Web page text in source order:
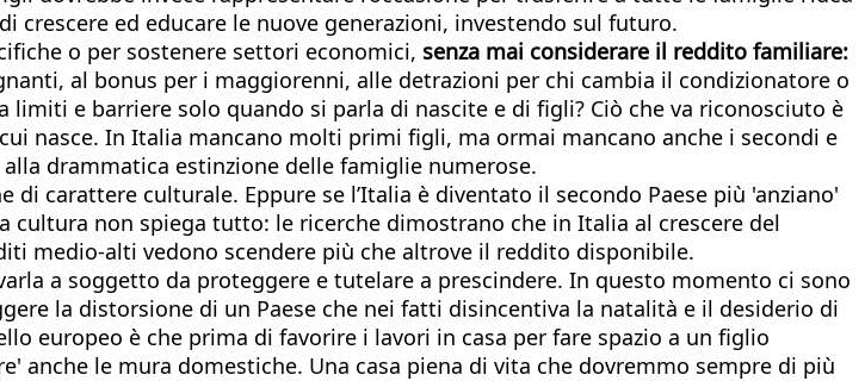
crescere ed educare le nuove generazioni, investendo sul futuro.
o per sostenere settori economici, senza mai considerare il reddito familiare:
al bonus per i maggiorenni, alle detrazioni per chi cambia il condizionatore o
e barriere solo quando si parla di nascite e di figli? Ciò che va riconosciuto è
nasce. In Italia mancano molti primi figli, ma ormai mancano anche i secondi e
drammatica estinzione delle famiglie numerose.
carattere culturale. Eppure se l’Italia è diventato il secondo Paese più 'anziano'
non spiega tutto: le ricerche dimostrano che in Italia al crescere del
medio-alti vedono scendere più che altrove il reddito disponibile.
a soggetto da proteggere e tutelare a prescindere. In questo momento ci sono
la distorsione di un Paese che nei fatti disincentiva la natalità e il desiderio di
europeo è che prima di favorire i lavori in casa per fare spazio a un figlio
le mura domestiche. Una casa piena di vita che dovremmo sempre di più